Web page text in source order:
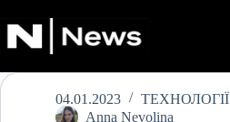
до
вмісту
04.01.2023
ТЕХНОЛОГІЇ
Anna Nevolina